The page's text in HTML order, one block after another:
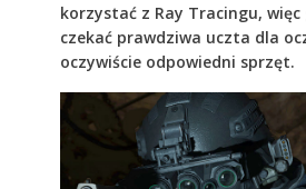
korzystać z Ray Tracingu,
czekać prawdziwa uczta dla
oczywiście odpowiedni sprzęt.